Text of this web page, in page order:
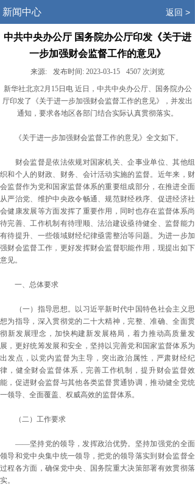
新闻中心 返回 >
中共中央办公厅 国务院办公厅印发《关于进
一步加强财会监督工作的意见》
来源: 发布时间: 2023-03-15 4507 次浏览
新华社北京2月15日电 近日，中共中央办公厅、国务院办公
厅印发了《关于进一步加强财会监督工作的意见》，并发出
通知，要求各地区各部门结合实际认真贯彻落实。
《关于进一步加强财会监督工作的意见》全文如下。
财会监督是依法依规对国家机关、企事业单位、其他组
织和个人的财政、财务、会计活动实施的监督。近年来，财
会监督作为党和国家监督体系的重要组成部分，在推进全面
从严治党、维护中央政令畅通、规范财经秩序、促进经济社
会健康发展等方面发挥了重要作用，同时也存在监督体系尚
待完善、工作机制有待理顺、法治建设亟待健全、监督能力
有待提升、一些领域财经纪律亟需整治等问题。为进一步加
强财会监督工作，更好发挥财会监督职能作用，现提出如下
意见。
一、总体要求
（一）指导思想。以习近平新时代中国特色社会主义思
想为指导，深入贯彻党的二十大精神，完整、准确、全面贯
彻新发展理念，加快构建新发展格局，着力推动高质量发
展，更好统筹发展和安全，坚持以完善党和国家监督体系为
出发点，以党内监督为主导，突出政治属性，严肃财经纪
律，健全财会监督体系，完善工作机制，提升财会监督效
能，促进财会监督与其他各类监督贯通协调，推动健全党统
一领导、全面覆盖、权威高效的监督体系。
（二）工作要求
——坚持党的领导，发挥政治优势。坚持加强党的全面
领导和党中央集中统一领导，把党的领导落实到财会监督全
过程各方面，确保党中央、国务院重大决策部署有效贯彻落
实。